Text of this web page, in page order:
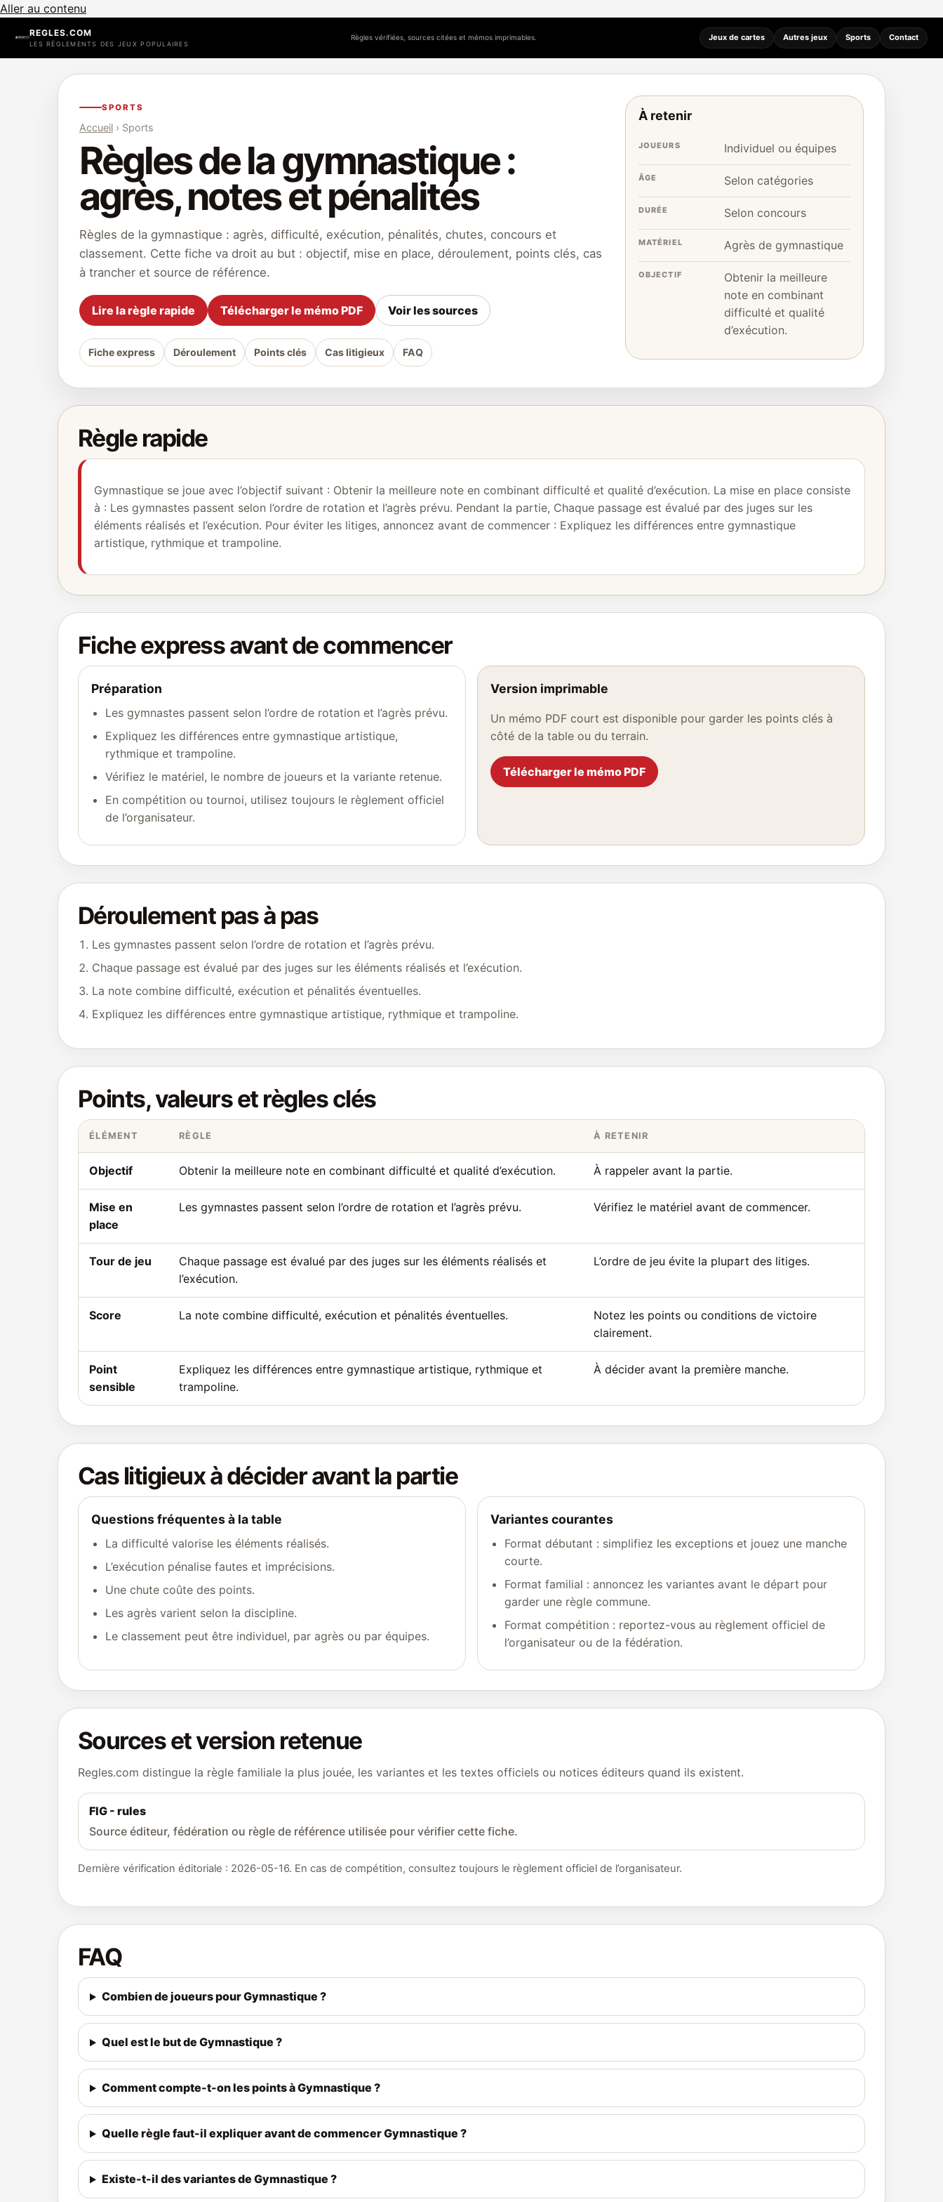
Aller au contenu
REGLES.COM
LES RÈGLEMENTS DES JEUX POPULAIRES
Règles vérifiées, sources citées et mémos imprimables. Jeux de cartes Autres jeux Sports Contact
SPORTS
Accueil › Sports
Règles de la gymnastique :
agrès, notes et pénalités
Règles de la gymnastique : agrès, difficulté, exécution, pénalités, chutes, concours et
classement. Cette fiche va droit au but : objectif, mise en place, déroulement, points clés, cas
à trancher et source de référence.
Lire la règle rapide Télécharger le mémo PDF Voir les sources
Fiche express Déroulement Points clés Cas litigieux FAQ
À retenir
JOUEURS Individuel ou équipes
ÂGE Selon catégories
DURÉE Selon concours
MATÉRIEL Agrès de gymnastique
OBJECTIF
Obtenir la meilleure
note en combinant
difficulté et qualité
d’exécution.
Règle rapide
Gymnastique se joue avec l’objectif suivant : Obtenir la meilleure note en combinant difficulté et qualité d’exécution. La mise en place consiste
à : Les gymnastes passent selon l’ordre de rotation et l’agrès prévu. Pendant la partie, Chaque passage est évalué par des juges sur les
éléments réalisés et l’exécution. Pour éviter les litiges, annoncez avant de commencer : Expliquez les différences entre gymnastique
artistique, rythmique et trampoline.
Fiche express avant de commencer
Préparation
Les gymnastes passent selon l’ordre de rotation et l’agrès prévu.
Expliquez les différences entre gymnastique artistique,
rythmique et trampoline.
Vérifiez le matériel, le nombre de joueurs et la variante retenue.
En compétition ou tournoi, utilisez toujours le règlement officiel
de l’organisateur.
Version imprimable
Un mémo PDF court est disponible pour garder les points clés à
côté de la table ou du terrain.
Télécharger le mémo PDF
Déroulement pas à pas
Les gymnastes passent selon l’ordre de rotation et l’agrès prévu.
Chaque passage est évalué par des juges sur les éléments réalisés et l’exécution.
La note combine difficulté, exécution et pénalités éventuelles.
Expliquez les différences entre gymnastique artistique, rythmique et trampoline.
Points, valeurs et règles clés
ÉLÉMENT RÈGLE À RETENIR
Objectif Obtenir la meilleure note en combinant difficulté et qualité d’exécution. À rappeler avant la partie.
Mise en
place
Les gymnastes passent selon l’ordre de rotation et l’agrès prévu. Vérifiez le matériel avant de commencer.
Tour de jeu
Chaque passage est évalué par des juges sur les éléments réalisés et
l’exécution.
L’ordre de jeu évite la plupart des litiges.
Score La note combine difficulté, exécution et pénalités éventuelles.
Notez les points ou conditions de victoire
clairement.
Point
sensible
Expliquez les différences entre gymnastique artistique, rythmique et
trampoline.
À décider avant la première manche.
Cas litigieux à décider avant la partie
Questions fréquentes à la table
La difficulté valorise les éléments réalisés.
L’exécution pénalise fautes et imprécisions.
Une chute coûte des points.
Les agrès varient selon la discipline.
Le classement peut être individuel, par agrès ou par équipes.
Variantes courantes
Format débutant : simplifiez les exceptions et jouez une manche
courte.
Format familial : annoncez les variantes avant le départ pour
garder une règle commune.
Format compétition : reportez-vous au règlement officiel de
l’organisateur ou de la fédération.
Sources et version retenue
Regles.com distingue la règle familiale la plus jouée, les variantes et les textes officiels ou notices éditeurs quand ils existent.
FIG - rules
Source éditeur, fédération ou règle de référence utilisée pour vérifier cette fiche.
Dernière vérification éditoriale : 2026-05-16. En cas de compétition, consultez toujours le règlement officiel de l’organisateur.
FAQ
Combien de joueurs pour Gymnastique ?
Quel est le but de Gymnastique ?
Comment compte-t-on les points à Gymnastique ?
Quelle règle faut-il expliquer avant de commencer Gymnastique ?
Existe-t-il des variantes de Gymnastique ?